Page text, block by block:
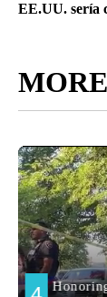
EE.UU. sería